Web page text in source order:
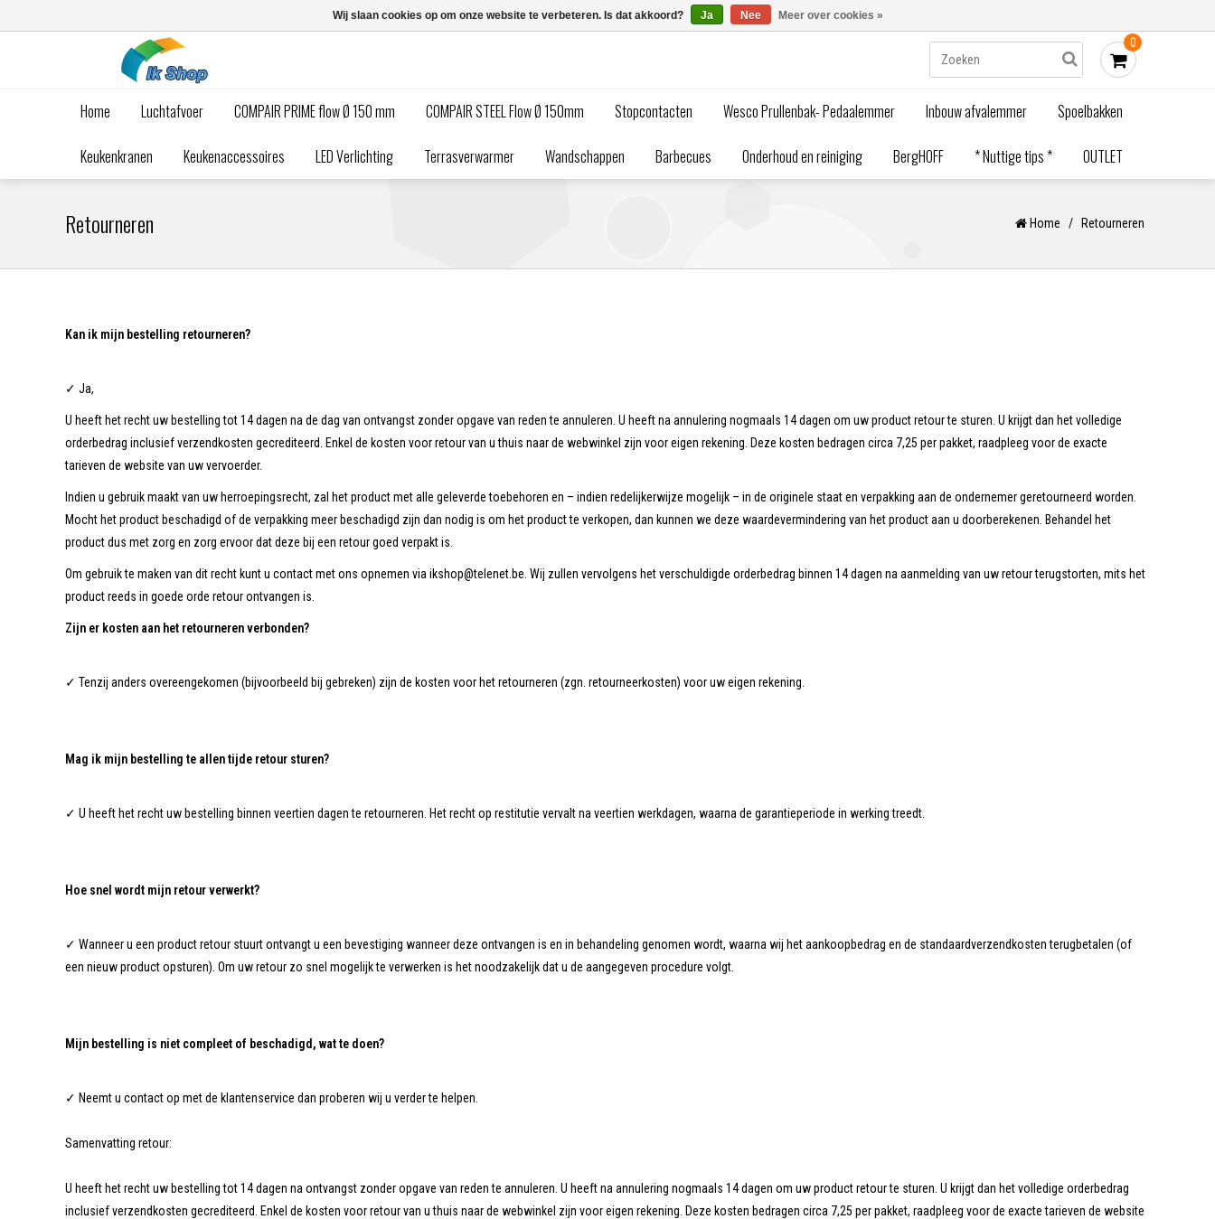
0
Home Luchtafvoer COMPAIR PRIME flow Ø 150 mm COMPAIR STEEL Flow Ø 150mm Stopcontacten Wesco Prullenbak- Pedaalemmer Inbouw afvalemmer Spoelbakken
Keukenkranen Keukenaccessoires LED Verlichting Terrasverwarmer Wandschappen Barbecues Onderhoud en reiniging BergHOFF * Nuttige tips * OUTLET
Retourneren Home / Retourneren
Kan ik mijn bestelling retourneren?
✓ Ja,
U heeft het recht uw bestelling tot 14 dagen na de dag van ontvangst zonder opgave van reden te annuleren. U heeft na annulering nogmaals 14 dagen om uw product retour te sturen. U krijgt dan het volledige
orderbedrag inclusief verzendkosten gecrediteerd. Enkel de kosten voor retour van u thuis naar de webwinkel zijn voor eigen rekening. Deze kosten bedragen circa 7,25 per pakket, raadpleeg voor de exacte
tarieven de website van uw vervoerder.
Indien u gebruik maakt van uw herroepingsrecht, zal het product met alle geleverde toebehoren en – indien redelijkerwijze mogelijk – in de originele staat en verpakking aan de ondernemer geretourneerd worden.
Mocht het product beschadigd of de verpakking meer beschadigd zijn dan nodig is om het product te verkopen, dan kunnen we deze waardevermindering van het product aan u doorberekenen. Behandel het
product dus met zorg en zorg ervoor dat deze bij een retour goed verpakt is.
Om gebruik te maken van dit recht kunt u contact met ons opnemen via ikshop@telenet.be . Wij zullen vervolgens het verschuldigde orderbedrag binnen 14 dagen na aanmelding van uw retour terugstorten, mits het
product reeds in goede orde retour ontvangen is.
Zijn er kosten aan het retourneren verbonden?
✓ Tenzij anders overeengekomen (bijvoorbeeld bij gebreken) zijn de kosten voor het retourneren (zgn. retourneerkosten) voor uw eigen rekening.
Mag ik mijn bestelling te allen tijde retour sturen?
✓ U heeft het recht uw bestelling binnen veertien dagen te retourneren. Het recht op restitutie vervalt na veertien werkdagen, waarna de garantieperiode in werking treedt.
Hoe snel wordt mijn retour verwerkt?
✓ Wanneer u een product retour stuurt ontvangt u een bevestiging wanneer deze ontvangen is en in behandeling genomen wordt, waarna wij het aankoopbedrag en de standaardverzendkosten terugbetalen (of
een nieuw product opsturen). Om uw retour zo snel mogelijk te verwerken is het noodzakelijk dat u de aangegeven procedure volgt.
Mijn bestelling is niet compleet of beschadigd, wat te doen?
✓ Neemt u contact op met de klantenservice dan proberen wij u verder te helpen.
Samenvatting retour:
U heeft het recht uw bestelling tot 14 dagen na ontvangst zonder opgave van reden te annuleren. U heeft na annulering nogmaals 14 dagen om uw product retour te sturen. U krijgt dan het volledige orderbedrag
inclusief verzendkosten gecrediteerd. Enkel de kosten voor retour van u thuis naar de webwinkel zijn voor eigen rekening. Deze kosten bedragen circa 7,25 per pakket, raadpleeg voor de exacte tarieven de website
Wij slaan cookies op om onze website te verbeteren. Is dat akkoord? Ja Nee Meer over cookies »